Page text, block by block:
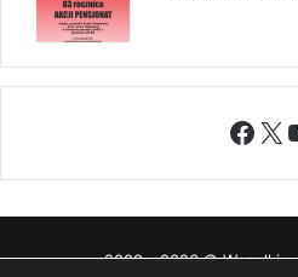
X
2009 - 2026 © Wszelkie